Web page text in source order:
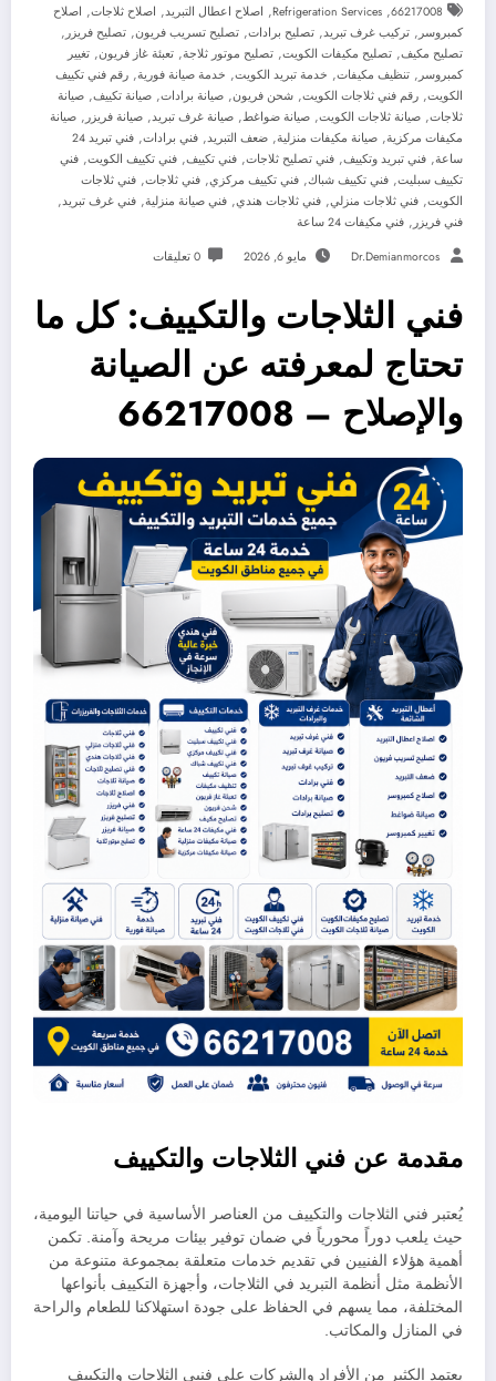
66217008
,
Refrigeration Services
, اصلاح اعطال التبريد, اصلاح ثلاجات, اصلاح
كمبروسر , تركيب غرف تبريد, تصليح برادات, تصليح تسريب فريون, تصليح فريزر ,
تصليح مكيف, تصليح مكيفات الكويت, تصليح موتور ثلاجة, تعبئة غاز فريون, تغيير
كمبروسر , تنظيف مكيفات, خدمة تبريد الكويت, خدمة صيانة فورية, رقم فني تكييف
الكويت, رقم فني ثلاجات الكويت, شحن فريون, صيانة برادات, صيانة تكييف, صيانة
ثلاجات, صيانة ثلاجات الكويت, صيانة ضواغط, صيانة غرف تبريد, صيانة فريزر , صيانة
مكيفات مركزية, صيانة مكيفات منزلية, ضعف التبريد, فني برادات,
فني تبريد 24
ساعة, فني تبريد وتكييف, فني تصليح ثلاجات, فني تكييف, فني تكييف الكويت, فني
تكييف سبليت, فني تكييف شباك, فني تكييف مركزي, فني ثلاجات, فني ثلاجات
الكويت, فني ثلاجات منزلي, فني ثلاجات هندي, فني صيانة منزلية, فني غرف تبريد,
فني فريزر , فني مكيفات 24 ساعة
Dr.demianmorcos مايو 6, 2026 0 تعليقات
فني الثلاجات والتكييف: كل ما
تحتاج لمعرفته عن الصيانة
والإصلاح – 66217008
مقدمة عن فني الثلاجات والتكييف
يُعتبر فني الثلاجات والتكييف من العناصر الأساسية في حياتنا اليومية،
حيث يلعب دوراً محورياً في ضمان توفير بيئات مريحة وآمنة. تكمن
أهمية هؤلاء الفنيين في تقديم خدمات متعلقة بمجموعة متنوعة من
الأنظمة مثل أنظمة التبريد في الثلاجات، وأجهزة التكييف بأنواعها
المختلفة، مما يسهم في الحفاظ على جودة استهلاكنا للطعام والراحة
في المنازل والمكاتب.
يعتمد الكثير من الأفراد والشركات على فنيي الثلاجات والتكييف